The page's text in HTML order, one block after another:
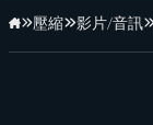
首頁
壓縮 影片/音訊